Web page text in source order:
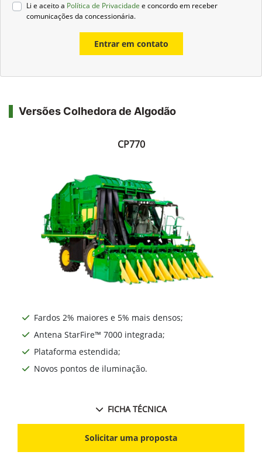
Li e aceito a Política de Privacidade e concordo em receber
comunicações da concessionária.
Entrar em contato
Versões Colhedora de Algodão
CP770
Fardos 2% maiores e 5% mais densos;
Antena StarFire™ 7000 integrada;
Plataforma estendida;
Novos pontos de iluminação.
FICHA TÉCNICA
Solicitar uma proposta